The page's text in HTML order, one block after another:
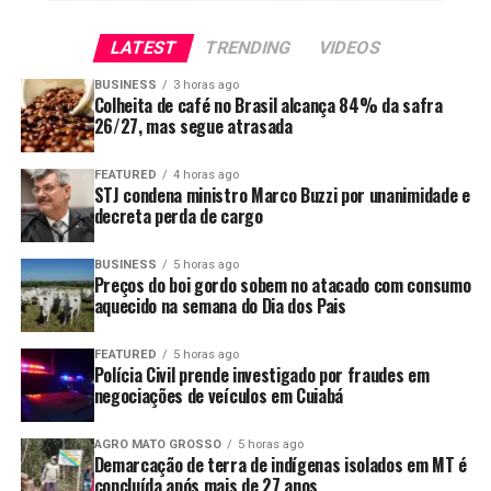
Itiquira
Jauru
Lambari D’Oeste
Mirassol D’Oeste
Nossa Senhora do Livramento
Nova Lacerda
Poconé
Pontes e Lacerda
Porto Esperidião
Santo Antônio do Leverger
São José dos Quatro Marcos
Vale de São Domingos
Vila Bela da Santíssima Trindade
LATEST TRENDING VIDEOS
BUSINESS 3 horas ago
Colheita de café no Brasil alcança 84% da safra
26/27, mas segue atrasada
FEATURED 4 horas ago
STJ condena ministro Marco Buzzi por unanimidade e
decreta perda de cargo
BUSINESS 5 horas ago
Preços do boi gordo sobem no atacado com consumo
aquecido na semana do Dia dos Pais
FEATURED 5 horas ago
Polícia Civil prende investigado por fraudes em
negociações de veículos em Cuiabá
AGRO MATO GROSSO 5 horas ago
Demarcação de terra de indígenas isolados em MT é